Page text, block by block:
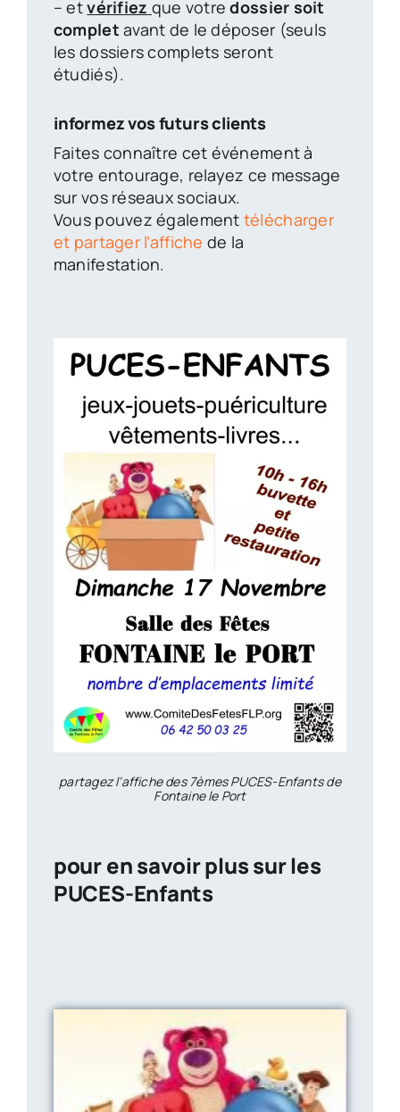
– etvérifiez que votredossier soit
completavant de le déposer (seuls
les dossiers complets seront
étudiés).
informez vos futurs clients
Faites connaître cet événement à
votre entourage, relayez ce message
sur vos réseaux sociaux.
Vous pouvez également télécharger
et partager l’affiche de la
manifestation.
partagez l’affiche des 7èmes PUCES-Enfants de
Fontaine le Port
pour en savoir plus sur les
PUCES-Enfants